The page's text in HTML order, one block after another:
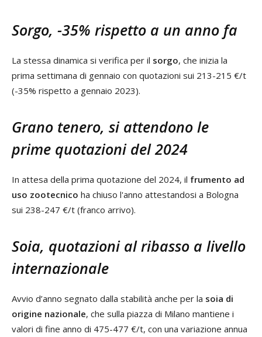
Sorgo, -35% rispetto a un anno fa
La stessa dinamica si verifica per il sorgo, che inizia la
prima settimana di gennaio con quotazioni sui 213-215 €/t
(-35% rispetto a gennaio 2023).
Grano tenero, si attendono le
prime quotazioni del 2024
In attesa della prima quotazione del 2024, il frumento ad
uso zootecnico ha chiuso l'anno attestandosi a Bologna
sui 238-247 €/t (franco arrivo).
Soia, quotazioni al ribasso a livello
internazionale
Avvio d’anno segnato dalla stabilità anche per la soia di
origine nazionale, che sulla piazza di Milano mantiene i
valori di fine anno di 475-477 €/t, con una variazione annua